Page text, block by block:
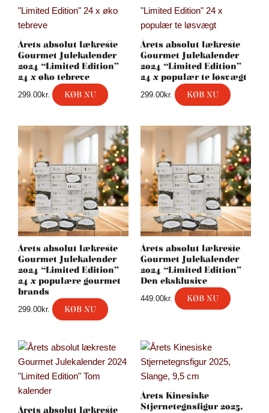
Årets absolut lækreste
Gourmet Julekalender
2024 “Limited Edition”
24 x øko tebreve
299.00kr. KØB NU
Årets absolut lækreste
Gourmet Julekalender
2024 “Limited Edition”
24 x populær te løsvægt
299.00kr. KØB NU
Årets absolut lækreste
Gourmet Julekalender
2024 “Limited Edition”
24 x populære gourmet
brands
299.00kr. KØB NU
Årets absolut lækreste
Gourmet Julekalender
2024 “Limited Edition”
Den eksklusive
449.00kr. KØB NU
Årets absolut lækreste
Årets Kinesiske
Stjernetegnsfigur 2025,